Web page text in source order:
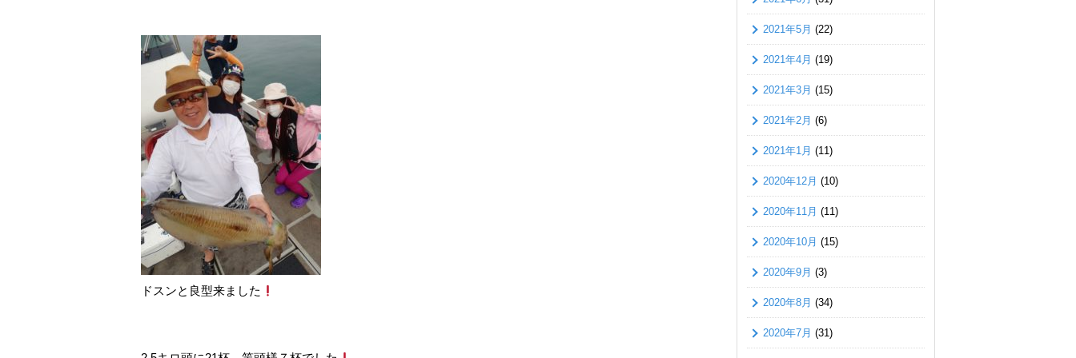
ドスンと良型来ました
2021年5月 (22)
2021年4月 (19)
2021年3月 (15)
2021年2月 (6)
2021年1月 (11)
2020年12月 (10)
2020年11月 (11)
2020年10月 (15)
2020年9月 (3)
2020年8月 (34)
2020年7月 (31)